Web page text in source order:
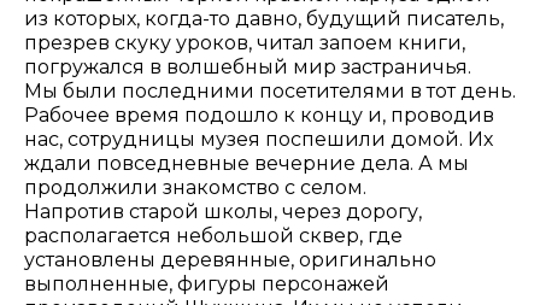
из которых, когда-то давно, будущий писатель,
презрев скуку уроков, читал запоем книги,
погружался в волшебный мир застраничья.
Мы были последними посетителями в тот день.
Рабочее время подошло к концу и, проводив
нас, сотрудницы музея поспешили домой. Их
ждали повседневные вечерние дела. А мы
продолжили знакомство с селом.
Напротив старой школы, через дорогу,
располагается небольшой сквер, где
установлены деревянные, оригинально
выполненные, фигуры персонажей